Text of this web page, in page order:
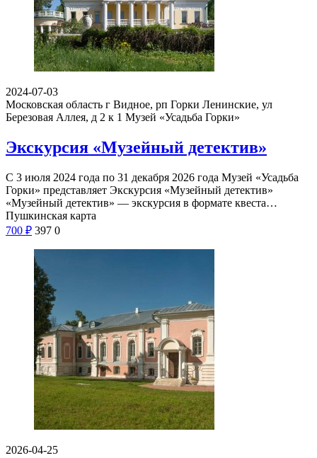
2024-07-03
Московская область г Видное, рп Горки Ленинские, ул
Березовая Аллея, д 2 к 1 Музей «Усадьба Горки»
Экскурсия «Музейный детектив»
С 3 июля 2024 года по 31 декабря 2026 года Музей «Усадьба
Горки» представляет Экскурсия «Музейный детектив»
«Музейный детектив» — экскурсия в формате квеста…
Пушкинская карта
700 ₽ 397 0
2026-04-25